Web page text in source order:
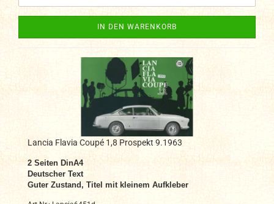
IN DEN WARENKORB
Lancia Flavia Coupé 1,8 Prospekt 9.1963
2 Seiten DinA4
Deutscher Text
Guter Zustand, Titel mit kleinem Aufkleber